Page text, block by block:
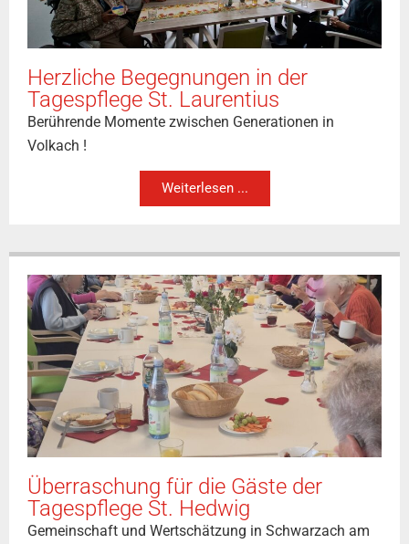
Herzliche Begegnungen in der
Tagespflege St. Laurentius
Berührende Momente zwischen Generationen in
Volkach !
Weiterlesen ...
Überraschung für die Gäste der
Tagespflege St. Hedwig
Gemeinschaft und Wertschätzung in Schwarzach am